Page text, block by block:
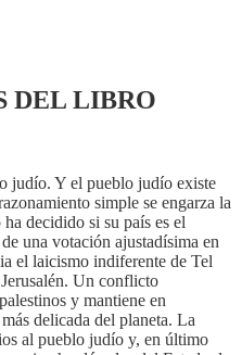
DEL LIBRO
judío. Y el pueblo judío existe
simple se engarza la
decidido si su país es el
una votación ajustadísima en
el laicismo indiferente de Tel
Un conflicto
y mantiene en
delicada del planeta. La
al pueblo judío y, en último